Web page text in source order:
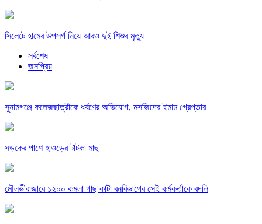
সিলেটে হামের উপসর্গ নিয়ে আরও দুই শিশুর মৃত্যু
সর্বশেষ
জনপ্রিয়
সুনামগঞ্জে কলেজছাত্রীকে ধর্ষণের অভিযোগ, মসজিদের ইমাম গ্রেপ্তার
সড়কের পাশে হাওড়ের টাটকা মাছ
মৌলভীবাজারে ১২০০ কমলা গাছ কাটা বনবিভাগের সেই কর্মকর্তাকে বদলি